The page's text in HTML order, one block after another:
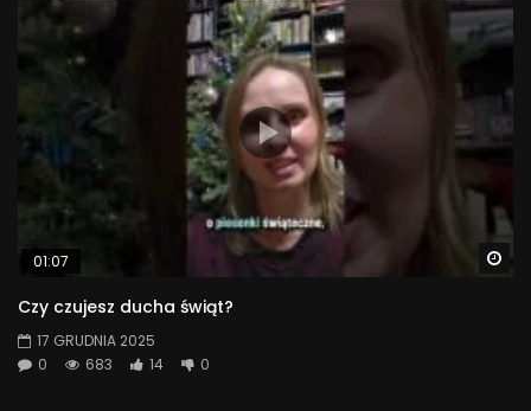
01:07
Czy czujesz ducha świąt?
17 GRUDNIA 2025
0
683 14 0